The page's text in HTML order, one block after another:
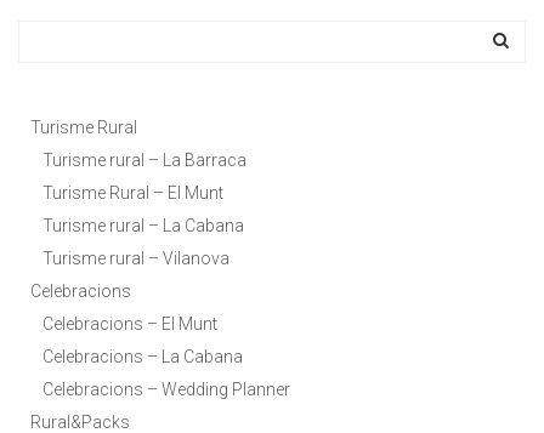
Turisme Rural
Turisme rural – La Barraca
Turisme Rural – El Munt
Turisme rural – La Cabana
Turisme rural – Vilanova
Celebracions
Celebracions – El Munt
Celebracions – La Cabana
Celebracions – Wedding Planner
Rural&Packs